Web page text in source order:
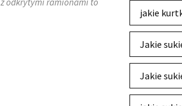
jakie
Jakie
Jakie